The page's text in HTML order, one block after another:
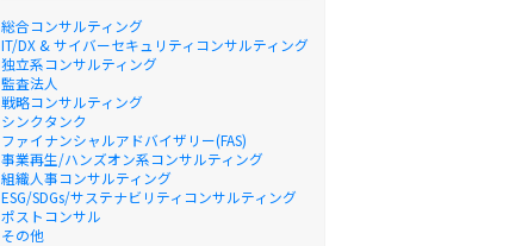
総合コンサルティング
IT/DX & サイバーセキュリティコンサルティング
独立系コンサルティング
監査法人
戦略コンサルティング
シンクタンク
ファイナンシャルアドバイザリー(FAS)
事業再生/ハンズオン系コンサルティング
組織人事コンサルティング
ESG/SDGs/サステナビリティコンサルティング
ポストコンサル
その他